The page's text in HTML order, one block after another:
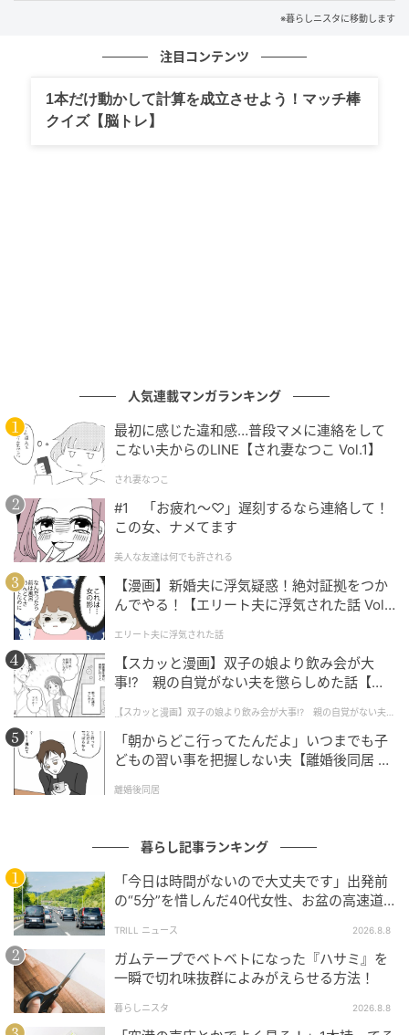
3.スマホスピーカーとして活躍！
暮らしニスタ
音楽をスマホで流すとき、マグカップにスマホを入れ
るだけで音が響いて音量アップ！
スピーカー部分を下にして入れるのがポイントです。
料理中など、スマホの置き場所にも困らず、音もしっ
4.花瓶として楽しむ
※暮らしニスタに移動します
注目コンテンツ
1本だけ動かして計算を成立させよう！マッチ棒
クイズ【脳トレ】
人気連載マンガランキング
最初に感じた違和感…普段マメに連絡をして
こない夫からのLINE【され妻なつこ Vol.1】
され妻なつこ
#1 「お疲れ〜♡」遅刻するなら連絡して！
この女、ナメてます
美人な友達は何でも許される
【漫画】新婚夫に浮気疑惑！絶対証拠をつか
んでやる！【エリート夫に浮気された話 Vol.
エリート夫に浮気された話
【スカッと漫画】双子の娘より飲み会が大
事!? 親の自覚がない夫を懲らしめた話【第1
【スカッと漫画】双子の娘より飲み会が大事!? 親の自覚がない夫を
懲らしめた話
「朝からどこ行ってたんだよ」いつまでも子
どもの習い事を把握しない夫【離婚後同居 Vo
離婚後同居
暮らし記事ランキング
「今日は時間がないので大丈夫です」出発前
の“5分”を惜しんだ40代女性、お盆の高速道
TRILL ニュース 2026.8.8
ガムテープでベトベトになった『ハサミ』を
一瞬で切れ味抜群によみがえらせる方法！
暮らしニスタ 2026.8.8